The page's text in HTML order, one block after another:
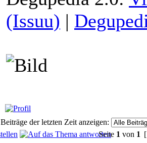
(Issuu) |
Beiträge der letzten Zeit anzeigen:
Seite 1 von 1